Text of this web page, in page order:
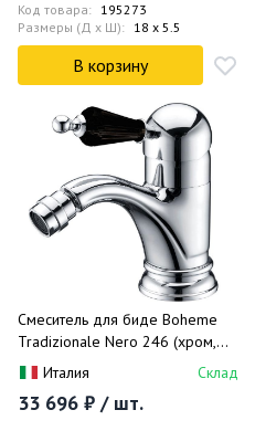
Код товара: 195273
Размеры (Д x Ш): 18 x 5.5
В корзину
Смеситель для биде Boheme
Tradizionale Nero 246 (хром,
черный)Италия Склад
33 696 ₽ / шт.